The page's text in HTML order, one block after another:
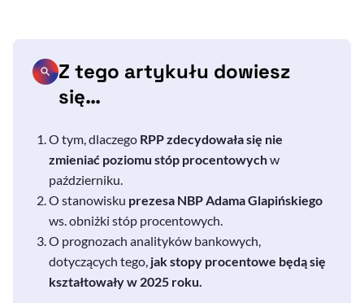
Z tego artykułu dowiesz
się…
O tym, dlaczego RPP zdecydowała się nie
zmieniać poziomu stóp procentowychw
październiku.
O stanowisku prezesa NBP Adama Glapińskiego
ws. obniżki stóp procentowych.
O prognozach analityków bankowych,
dotyczących tego, jak stopy procentowe będą się
kształtowały w 2025 roku.